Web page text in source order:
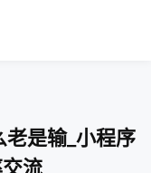
是输_小程序
流